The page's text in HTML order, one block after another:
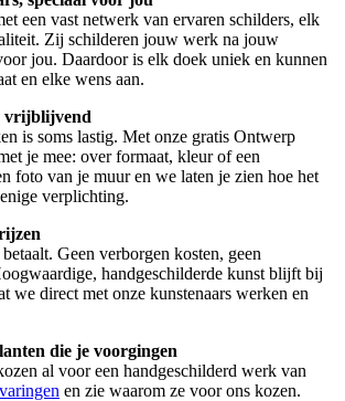
een vast netwerk van ervaren schilders, elk
Zij schilderen jouw werk na jouw
jou. Daardoor is elk doek uniek en kunnen
en elke wens aan.
vrijblijvend
is soms lastig. Met onze gratis Ontwerp
je mee: over formaat, kleur of een
foto van je muur en we laten je zien hoe het
verplichting.
Geen verborgen kosten, geen
handgeschilderde kunst blijft bij
we direct met onze kunstenaars werken en
die je voorgingen
al voor een handgeschilderd werk van
en zie waarom ze voor ons kozen.